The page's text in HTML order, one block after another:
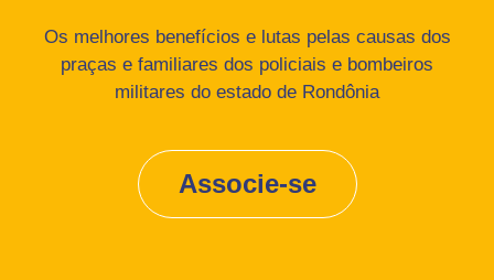
Os melhores benefícios e lutas pelas causas dos
praças e familiares dos policiais e bombeiros
militares do estado de Rondônia
Associe-se